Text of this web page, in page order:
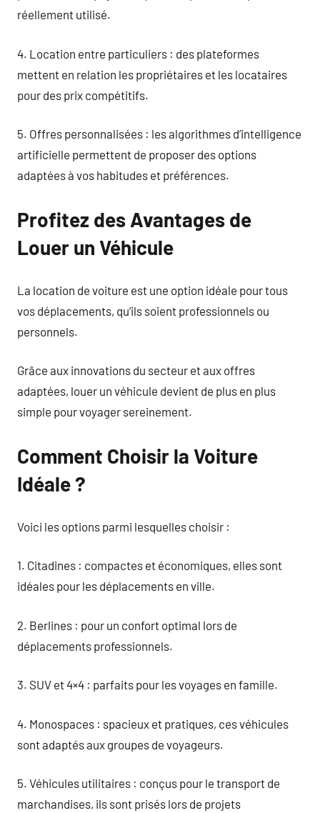
réellement utilisé.
4. Location entre particuliers : des plateformes
mettent en relation les propriétaires et les locataires
pour des prix compétitifs.
5. Offres personnalisées : les algorithmes d’intelligence
artificielle permettent de proposer des options
adaptées à vos habitudes et préférences.
Profitez des Avantages de
Louer un Véhicule
La location de voiture est une option idéale pour tous
vos déplacements, qu’ils soient professionnels ou
personnels.
Grâce aux innovations du secteur et aux offres
adaptées, louer un véhicule devient de plus en plus
simple pour voyager sereinement.
Comment Choisir la Voiture
Idéale ?
Voici les options parmi lesquelles choisir :
1. Citadines : compactes et économiques, elles sont
idéales pour les déplacements en ville.
2. Berlines : pour un confort optimal lors de
déplacements professionnels.
3. SUV et 4×4 : parfaits pour les voyages en famille.
4. Monospaces : spacieux et pratiques, ces véhicules
sont adaptés aux groupes de voyageurs.
5. Véhicules utilitaires : conçus pour le transport de
marchandises, ils sont prisés lors de projets